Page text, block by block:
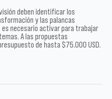
deben identificar los
y las palancas
es necesario activar para trabajar
A las propuestas
de hasta $75.000 USD.